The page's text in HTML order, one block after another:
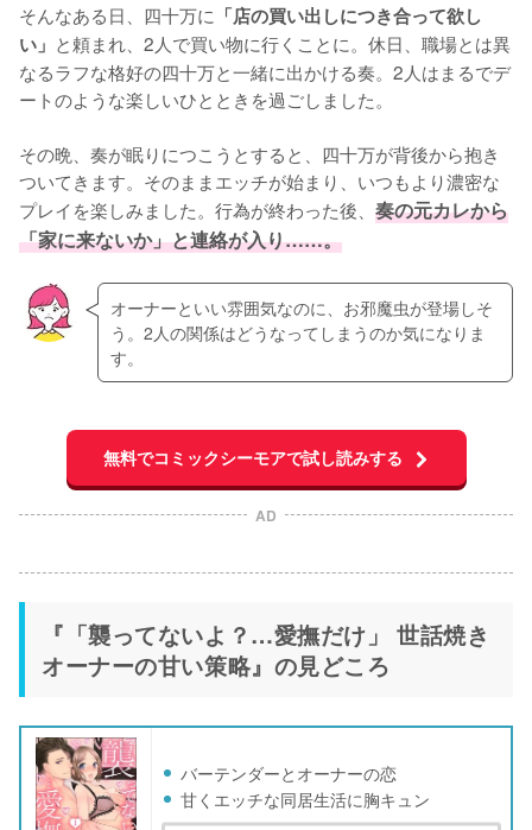
そんなある日、四十万に 「店の買い出しにつき合って欲し
い」 と頼まれ、2人で買い物に行くことに。休日、職場とは異
なるラフな格好の四十万と一緒に出かける奏。2人はまるでデ
ートのような楽しいひとときを過ごしました。
その晩、奏が眠りにつこうとすると、四十万が背後から抱き
ついてきます。そのままエッチが始まり、いつもより濃密な
プレイを楽しみました。行為が終わった後、 奏の元カレから
「家に来ないか」と連絡が入り……。
オーナーといい雰囲気なのに、お邪魔虫が登場しそ
う。2人の関係はどうなってしまうのか気になりま
す。
無料でコミックシーモアで試し読みする
AD
『「襲ってないよ？…愛撫だけ」 世話焼き
オーナーの甘い策略』の見どころ
バーテンダーとオーナーの恋
甘くエッチな同居生活に胸キュン